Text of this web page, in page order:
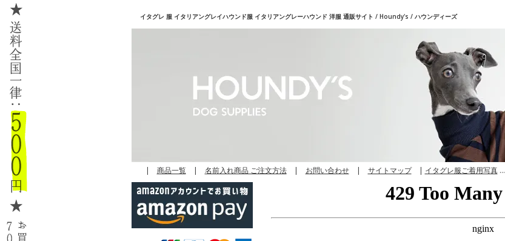
イタグレ 服 イタリアングレイハウンド服 イタリアングレーハウンド 洋服 通販サイト / Houndy's / ハウンディーズ
| 商品一覧| 名前入れ商品 ご注文方法| お問い合わせ| サイトマップ| イタグレ服ご着用写真…